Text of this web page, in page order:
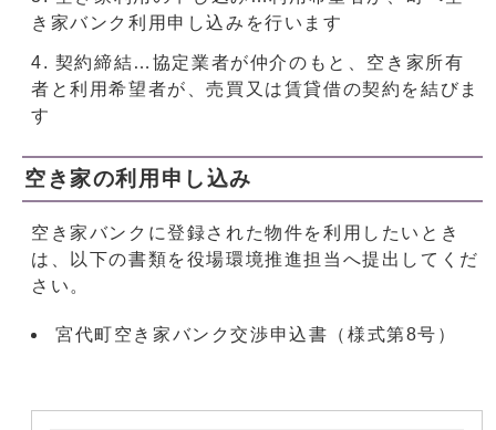
き家バンク利用申し込みを行います
契約締結…協定業者が仲介のもと、空き家所有
者と利用希望者が、売買又は賃貸借の契約を結びま
す
空き家の利用申し込み
空き家バンクに登録された物件を利用したいとき
は、以下の書類を役場環境推進担当へ提出してくだ
さい。
宮代町空き家バンク交渉申込書（様式第8号）